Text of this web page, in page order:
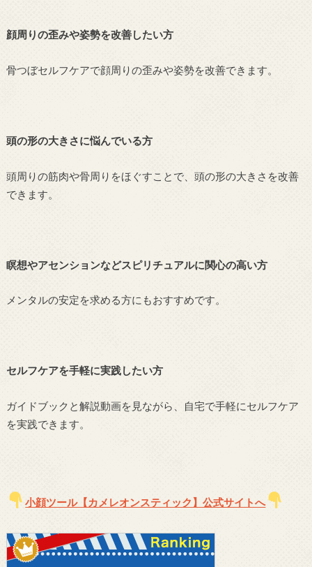
顔周りの歪みや姿勢を改善したい方
骨つぼセルフケアで顔周りの歪みや姿勢を改善できます。
頭の形の大きさに悩んでいる方
頭周りの筋肉や骨周りをほぐすことで、頭の形の大きさを改善
できます。
瞑想やアセンションなどスピリチュアルに関心の高い方
メンタルの安定を求める方にもおすすめです。
セルフケアを手軽に実践したい方
ガイドブックと解説動画を見ながら、自宅で手軽にセルフケア
を実践できます。
小顔ツール【カメレオンスティック】公式サイトへ